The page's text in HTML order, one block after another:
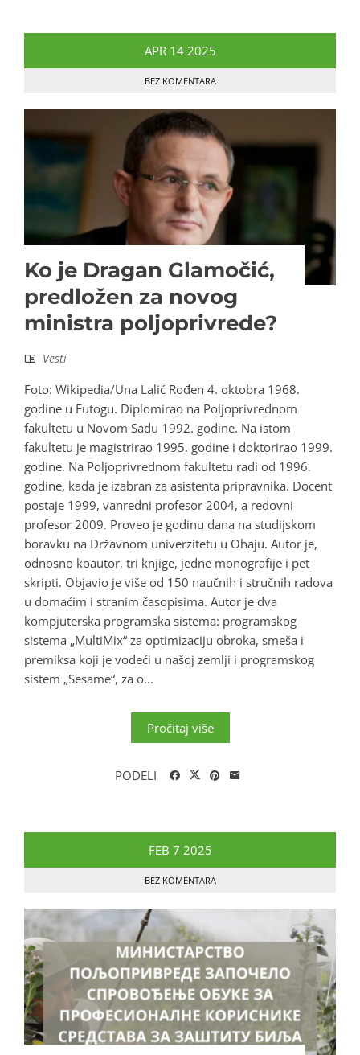
APR 14 2025
BEZ KOMENTARA
Ko je Dragan Glamočić,
predložen za novog
ministra poljoprivrede?
Vesti
Foto: Wikipedia/Una Lalić Rođen 4. oktobra 1968.
godine u Futogu. Diplomirao na Poljoprivrednom
fakultetu u Novom Sadu 1992. godine. Na istom
fakultetu je magistrirao 1995. godine i doktorirao 1999.
godine. Na Poljoprivrednom fakultetu radi od 1996.
godine, kada je izabran za asistenta pripravnika. Docent
postaje 1999, vanredni profesor 2004, a redovni
profesor 2009. Proveo je godinu dana na studijskom
boravku na Državnom univerzitetu u Ohaju. Autor je,
odnosno koautor, tri knjige, jedne monografije i pet
skripti. Objavio je više od 150 naučnih i stručnih radova
u domaćim i stranim časopisima. Autor je dva
kompjuterska programska sistema: programskog
sistema „MultiMix“ za optimizaciju obroka, smeša i
premiksa koji je vodeći u našoj zemlji i programskog
sistem „Sesame“, za o...
Pročitaj više
PODELI
FEB 7 2025
BEZ KOMENTARA